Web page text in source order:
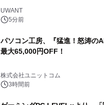
UWANT
5分前
パソコン工房、『猛進！怒涛の
最大65,000円OFF！
株式会社ユニットコム
3時間前